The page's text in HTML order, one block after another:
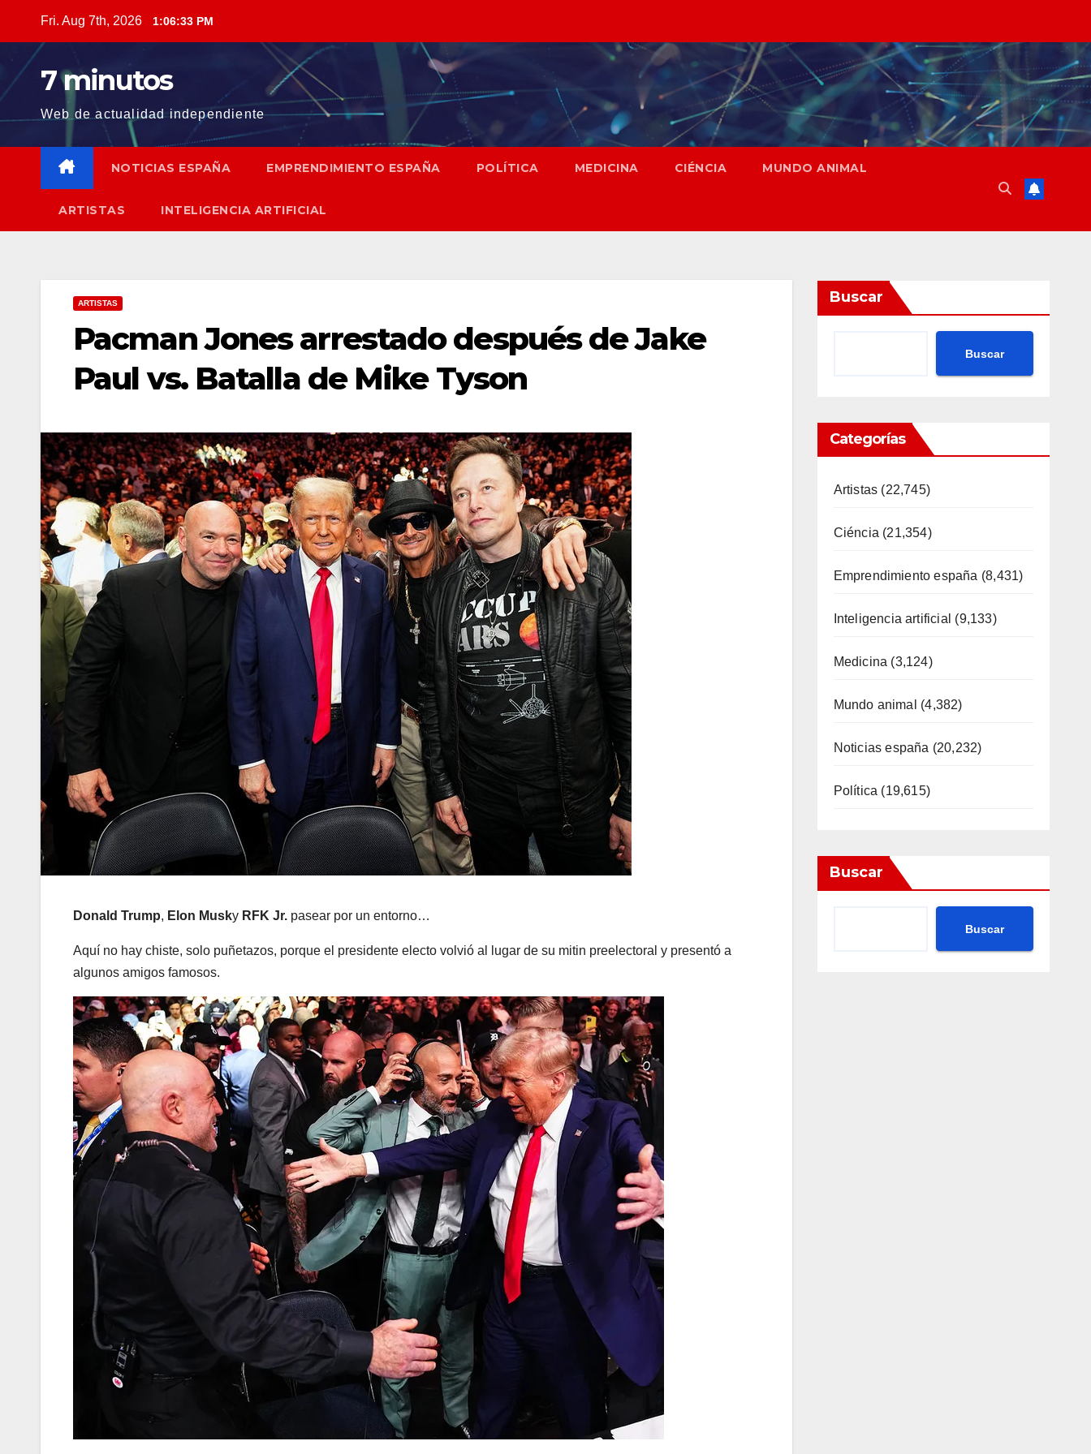
content
Fri. Aug 7th, 2026 1:06:35 PM
7 minutos
Web de actualidad independiente
NOTICIAS ESPAÑA EMPRENDIMIENTO ESPAÑA POLÍTICA MEDICINA CIÉNCIA MUNDO ANIMAL
ARTISTAS INTELIGENCIA ARTIFICIAL
ARTISTAS
Pacman Jones arrestado después de Jake
Paul vs. Batalla de Mike Tyson
Donald Trump, Elon Musky RFK Jr. pasear por un entorno…
Aquí no hay chiste, solo puñetazos, porque el presidente electo volvió al lugar de su mitin preelectoral y presentó a
algunos amigos famosos.
Buscar
Buscar
Categorías
Artistas (22,745)
Ciéncia (21,354)
Emprendimiento españa (8,431)
Inteligencia artificial (9,133)
Medicina (3,124)
Mundo animal (4,382)
Noticias españa (20,232)
Política (19,615)
Buscar
Buscar